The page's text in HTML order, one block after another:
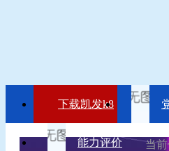
下载凯发k8
能力评价 当前